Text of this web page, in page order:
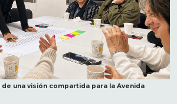
una visión compartida para la Avenida